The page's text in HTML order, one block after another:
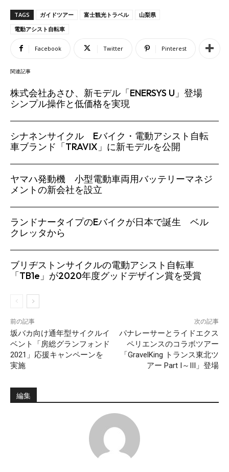
TAGS ガイドツアー 富士観光トラベル
山梨県
電動アシスト自転車
Facebook Twitter Pinterest
関連記事
株式会社あさひ、新モデル「ENERSYS U」登場
シンプル操作と低価格を実現
シナネンサイクル Eバイク・電動アシスト自転
車ブランド「TRAVIX」に新モデルを公開
ヤマハ発動機 小型電動車両用バッテリーマネジ
メントの新会社を設立
ランドナータイプのEバイクが日本で誕生 ベル
クレッタから
ブリヂストンサイクルの電動アシスト自転車
「TB1e」が2020年度グッドデザイン賞を受賞
前の記事
坂バカ向け通年型サイクルイ
ベント「房総グランフォンド
2021」応援キャンペーンを
実施
次の記事
パナレーサーとライドエクス
ペリエンスのコラボツアー
「GravelKing トランス東北ツ
アー Part I～III」登場
編集